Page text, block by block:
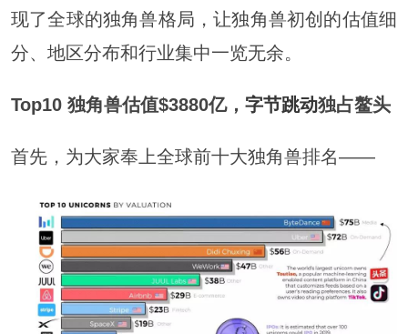
现了全球的独角兽格局，让独角兽初创的估值细
分、地区分布和行业集中一览无余。
Top10 独角兽估值$3880亿， 字节跳动独占鳌头
首先，为大家奉上全球前十大独角兽排名——